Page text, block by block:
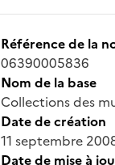
Référence de la
06390005836
Nom de la base
Collections des
Date de création
11 septembre
Date de mise à